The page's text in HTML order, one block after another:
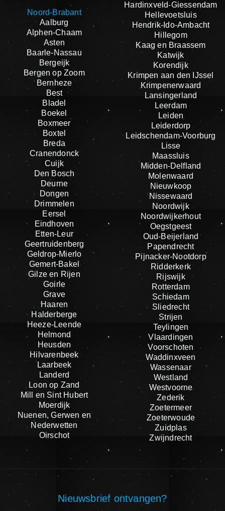
Noord-Brabant
Aalburg
Alphen-Chaam
Asten
Baarle-Nassau
Bergeijk
Bergen op Zoom
Bernheze
Best
Bladel
Boekel
Boxmeer
Boxtel
Breda
Cranendonck
Cuijk
Den Bosch
Deurne
Dongen
Drimmelen
Eersel
Eindhoven
Etten-Leur
Geertruidenberg
Geldrop-Mierlo
Gemert-Bakel
Gilze en Rijen
Goirle
Grave
Haaren
Halderberge
Heeze-Leende
Helmond
Heusden
Hilvarenbeek
Laarbeek
Landerd
Loon op Zand
Mill en Sint Hubert
Moerdijk
Nuenen, Gerwen en
Nederwetten
Oirschot
Hardinxveld-Giessendam
Hellevoetsluis
Hendrik-Ido-Ambacht
Hillegom
Kaag en Braassem
Katwijk
Korendijk
Krimpen aan den IJssel
Krimpenerwaard
Lansingerland
Leerdam
Leiden
Leiderdorp
Leidschendam-Voorburg
Lisse
Maassluis
Midden-Delfland
Molenwaard
Nieuwkoop
Nissewaard
Noordwijk
Noordwijkerhout
Oegstgeest
Oud-Beijerland
Papendrecht
Pijnacker-Nootdorp
Ridderkerk
Rijswijk
Rotterdam
Schiedam
Sliedrecht
Strijen
Teylingen
Vlaardingen
Voorschoten
Waddinxveen
Wassenaar
Westland
Westvoorne
Zederik
Zoetermeer
Zoeterwoude
Zuidplas
Zwijndrecht
Nieuwsbrief ontvangen?